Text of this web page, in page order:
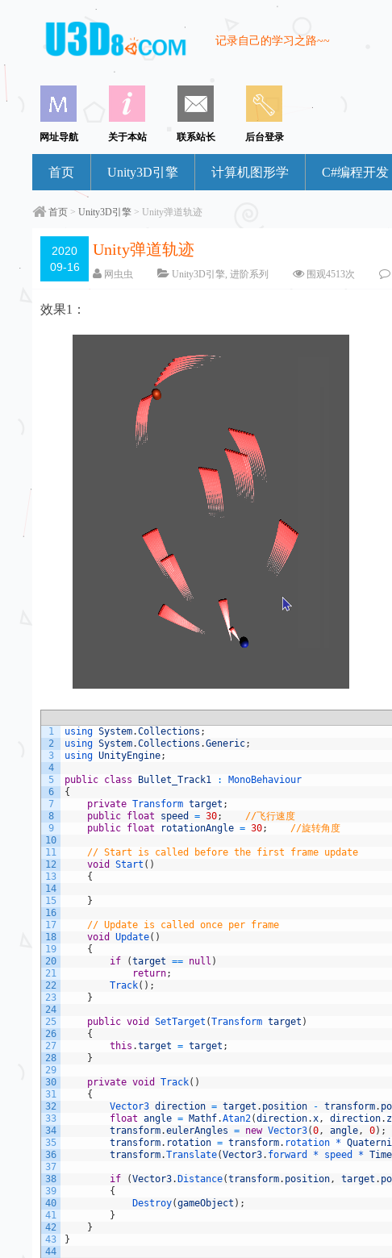
记录自己的学习之路~~
网址导航 关于本站 联系站长 后台登录
首页 Unity3D引擎 计算机图形学 C#编程开发
首页 >Unity3D引擎 > Unity弹道轨迹
2020
09-16
Unity弹道轨迹
网虫虫 Unity3D引擎,进阶系列 围观4513次
效果1：
1
2
3
4
5
6
7
8
9
10
11
12
13
14
15
16
17
18
19
20
21
22
23
24
25
26
27
28
29
30
31
32
33
34
35
36
37
38
39
40
41
42
43
44
using System.Collections ;
using System.Collections .Generic;
using UnityEngine;
public class Bullet_Track1 :
MonoBehaviour
{
private Transform target ;
public float speed = 30;
//飞行速度
public float rotationAngle = 30; //旋转角度
// Start is called before the first frame update
void
Start ( )
{
}
// Update is called once per frame
void
Update( )
{
if
(target == null )
return;
Track( ) ;
}
public void SetTarget (Transform target )
{
this .target = target ;
}
private void Track( )
{
Vector3 direction = target . position - transform.
float angle = Mathf.Atan2(direction.x, direction. z
transform.eulerAngles = new Vector3(0, angle, 0) ;
transform. rotation = transform. rotation *
transform.Translate(Vector3. forward * speed * Time
if (Vector3. Distance(transform. position, target .
{
Destroy(gameObject ) ;
}
}
}